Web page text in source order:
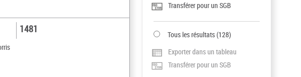
1481
Transférer pour un SGB
Tous les résultats(128)
Exporter dans un tableau
Transférer pour un SGB